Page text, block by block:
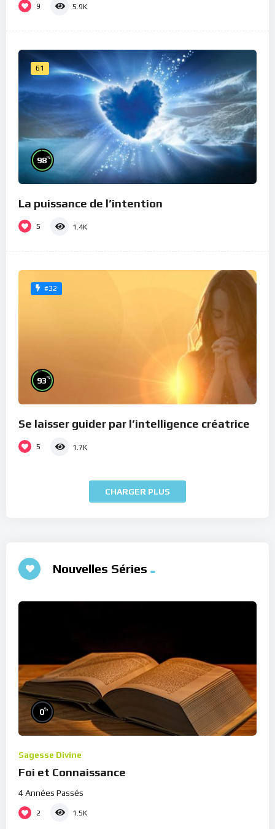
9 5.9K
61
98%
La puissance de l’intention
5 1.4K
#32
93%
Se laisser guider par l’intelligence créatrice
5 1.7K
CHARGER PLUS
Nouvelles Séries
0%
Sagesse Divine
Foi et Connaissance
4 Années Passés
2 1.5K